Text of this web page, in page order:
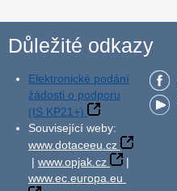
Důležité odkazy
Elektronické podání
žádosti o podporu
(IS KP21+)
Související weby:
www.dotaceeu.cz
| www.opjak.cz
|
www.ec.europa.eu